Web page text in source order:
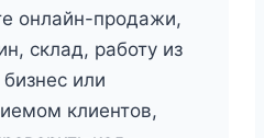
онлайн-продажи,
склад, работу из
или
клиентов,